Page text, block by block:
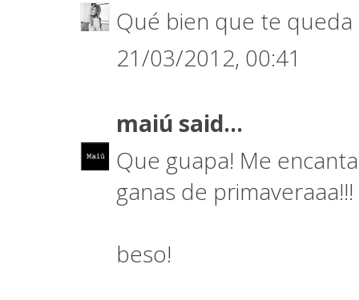
Qué bien que te queda
21/03/2012, 00:41
maiú said...
Que guapa! Me
ganas de primaveraaa!!!
beso!